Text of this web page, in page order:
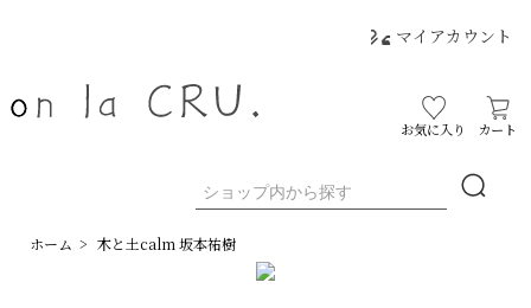
マイアカウント
お気に入り カート
ホーム > 木と土calm 坂本祐樹